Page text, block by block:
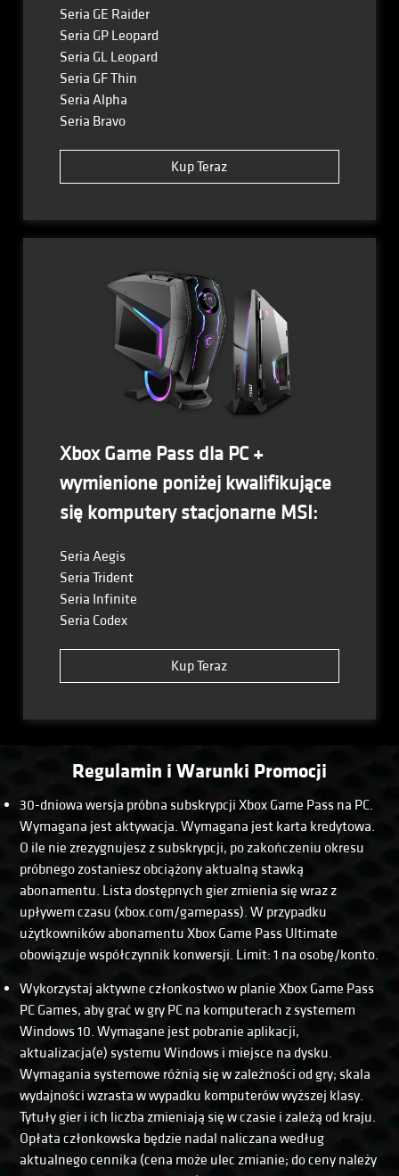
Seria GE Raider
Seria GP Leopard
Seria GL Leopard
Seria GF Thin
Seria Alpha
Seria Bravo
Kup Teraz
Xbox Game Pass dla PC +
wymienione poniżej kwalifikujące
się komputery stacjonarne MSI:
Seria Aegis
Seria Trident
Seria Infinite
Seria Codex
Kup Teraz
Regulamin i Warunki Promocji
30-dniowa wersja próbna subskrypcji Xbox Game Pass na PC.
Wymagana jest aktywacja. Wymagana jest karta kredytowa.
O ile nie zrezygnujesz z subskrypcji, po zakończeniu okresu
próbnego zostaniesz obciążony aktualną stawką
abonamentu. Lista dostępnych gier zmienia się wraz z
upływem czasu (xbox.com/gamepass). W przypadku
użytkowników abonamentu Xbox Game Pass Ultimate
obowiązuje współczynnik konwersji. Limit: 1 na osobę/konto.
Wykorzystaj aktywne członkostwo w planie Xbox Game Pass
PC Games, aby grać w gry PC na komputerach z systemem
Windows 10. Wymagane jest pobranie aplikacji,
aktualizacja(e) systemu Windows i miejsce na dysku.
Wymagania systemowe różnią się w zależności od gry; skala
wydajności wzrasta w wypadku komputerów wyższej klasy.
Tytuły gier i ich liczba zmieniają się w czasie i zależą od kraju.
Opłata członkowska będzie nadal naliczana według
aktualnego cennika (cena może ulec zmianie; do ceny należy